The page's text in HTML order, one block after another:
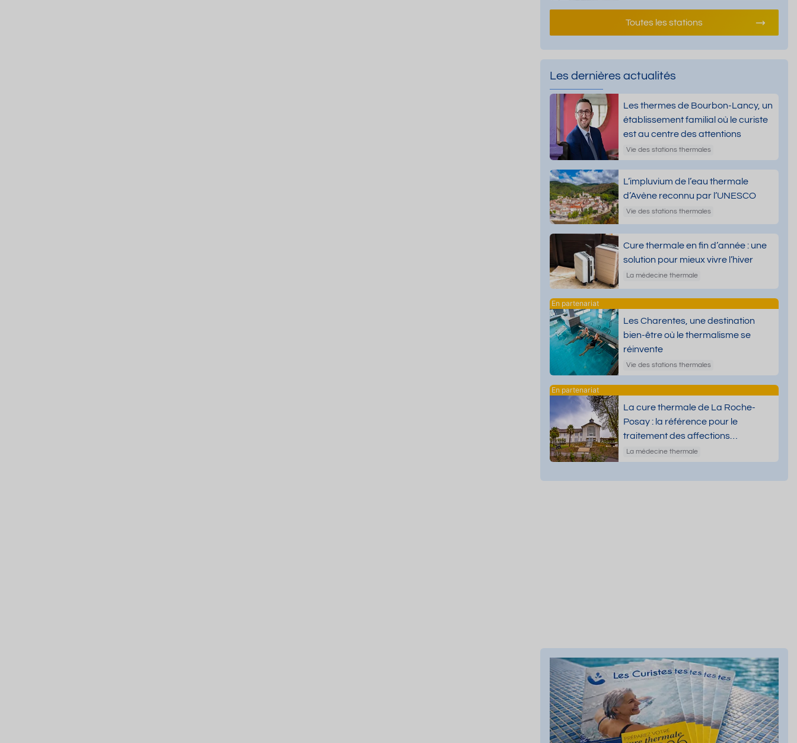
Toutes les stations
Les dernières actualités
Les thermes de Bourbon-Lancy, un
établissement familial où le curiste
est au centre des attentions
Vie des stations thermales
L’impluvium de l’eau thermale
d’Avène reconnu par l’UNESCO
Vie des stations thermales
Cure thermale en fin d’année : une
solution pour mieux vivre l’hiver
La médecine thermale
Les Charentes, une destination
bien-être où le thermalisme se
réinvente
Vie des stations thermales
La cure thermale de La Roche-
Posay : la référence pour le
traitement des affections
dermatologiques
La médecine thermale